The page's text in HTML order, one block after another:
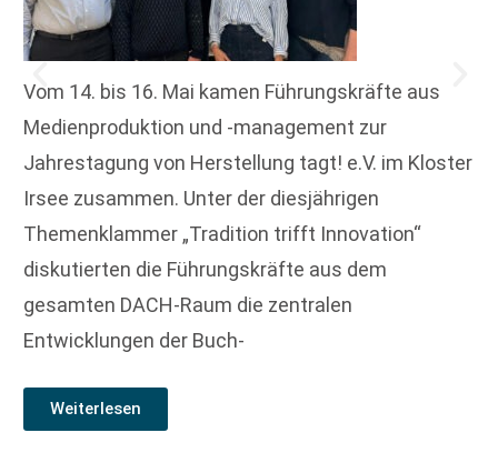
Vom 14. bis 16. Mai kamen Führungskräfte aus
Medienproduktion und -management zur
Jahrestagung von Herstellung tagt! e.V. im Kloster
Irsee zusammen. Unter der diesjährigen
Themenklammer „Tradition trifft Innovation“
diskutierten die Führungskräfte aus dem
gesamten DACH-Raum die zentralen
Entwicklungen der Buch-
Weiterlesen